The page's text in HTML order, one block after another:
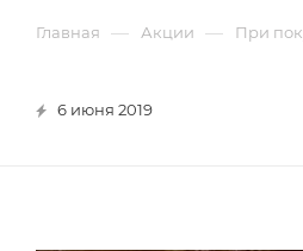
Главная — Акции — При
6 июня 2019